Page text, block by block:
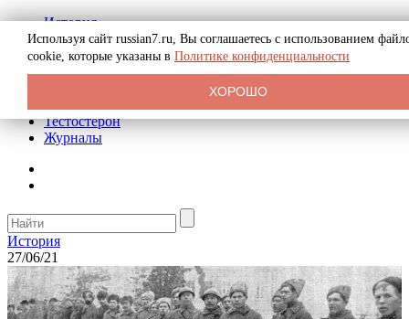
История
Биография
Криминал
Реклама на сайте
Тестостерон
Журналы
История
27/06/21
Используя сайт russian7.ru, Вы соглашаетесь с использованием
cookie, которые указаны в Политике конфиденциальности
ХОРОШО